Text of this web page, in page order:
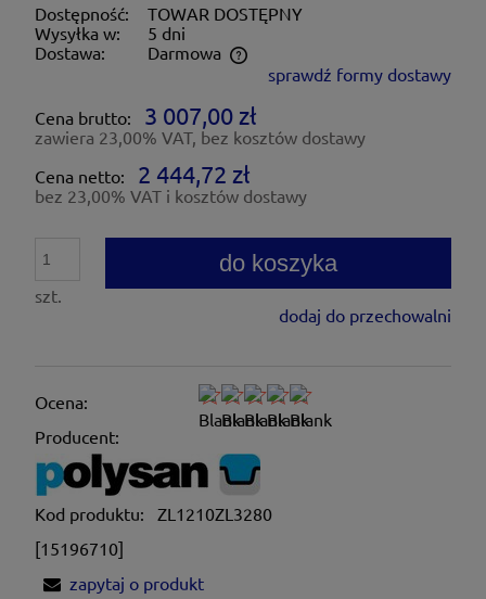
Dostępność:
TOWAR DOSTĘPNY
Wysyłka w:
5 dni
Dostawa:
Darmowa
Cena nie zawiera ewentualnych kosztów płatności
sprawdź formy dostawy
Cena brutto:
3 007,00 zł
zawiera 23,00% VAT, bez kosztów dostawy
Cena netto:
2 444,72 zł
bez 23,00% VAT i kosztów dostawy
szt.
do koszyka
dodaj do przechowalni
Ocena:
Producent:
Kod produktu:
ZL1210ZL3280
[15196710]
zapytaj o produkt